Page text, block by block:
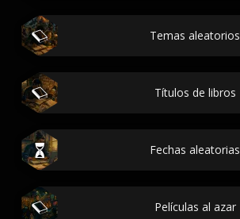
Temas aleatorios
Títulos de libros
Fechas aleatorias
Películas al azar